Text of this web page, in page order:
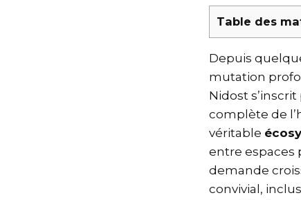
Table des
Depuis
mutation
Nidost
complète de
véritable
entre espaces
demande
convivial,